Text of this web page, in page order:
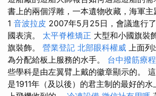
書上的兩個浮雕，一本遺物收藏，海軍主
1 音波拉皮 2007年5月25日，會議進行
國表演。 太平脊椎矯正 大型和小國旗裝
旗裝飾。 營業登記 北部眼科權威 上面列
為分配給板上服務的水手。 台中撥筋療程
些學科是由左翼臂上戴的徽章顯示的。 這
是1911年（及以後）的君主制的最好的